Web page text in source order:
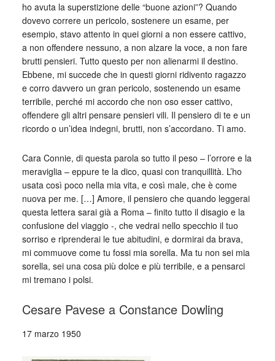
ho avuta la superstizione delle “buone azioni”? Quando
dovevo correre un pericolo, sostenere un esame, per
esempio, stavo attento in quei giorni a non essere cattivo,
a non offendere nessuno, a non alzare la voce, a non fare
brutti pensieri. Tutto questo per non alienarmi il destino.
Ebbene, mi succede che in questi giorni ridivento ragazzo
e corro davvero un gran pericolo, sostenendo un esame
terribile, perché mi accordo che non oso esser cattivo,
offendere gli altri pensare pensieri vili. Il pensiero di te e un
ricordo o un’idea indegni, brutti, non s’accordano. Ti amo.
Cara Connie, di questa parola so tutto il peso – l’orrore e la
meraviglia – eppure te la dico, quasi con tranquillità. L’ho
usata così poco nella mia vita, e così male, che è come
nuova per me. […] Amore, il pensiero che quando leggerai
questa lettera sarai già a Roma – finito tutto il disagio e la
confusione del viaggio -, che vedrai nello specchio il tuo
sorriso e riprenderai le tue abitudini, e dormirai da brava,
mi commuove come tu fossi mia sorella. Ma tu non sei mia
sorella, sei una cosa più dolce e più terribile, e a pensarci
mi tremano i polsi.
Cesare Pavese a Constance Dowling
17 marzo 1950